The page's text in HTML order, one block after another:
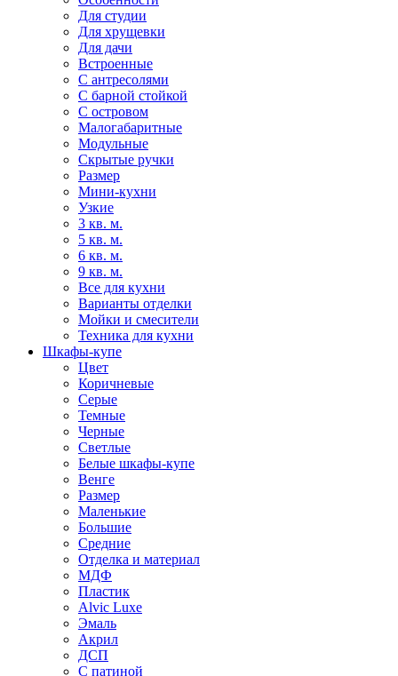
Для студии
Для хрущевки
Для дачи
Встроенные
С антресолями
С барной стойкой
С островом
Малогабаритные
Модульные
Скрытые ручки
Размер
Мини-кухни
Узкие
3 кв. м.
5 кв. м.
6 кв. м.
9 кв. м.
Все для кухни
Варианты отделки
Мойки и смесители
Техника для кухни
Шкафы-купе
Цвет
Коричневые
Серые
Темные
Черные
Светлые
Белые шкафы-купе
Венге
Размер
Маленькие
Большие
Средние
Отделка и материал
МДФ
Пластик
Alvic Luxe
Эмаль
Акрил
ДСП
С патиной